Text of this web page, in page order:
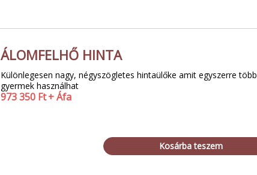
ÁLOMFELHŐ HINTA
Különlegesen nagy, négyszögletes hintaülőke amit egyszerre több
gyermek használhat
973 350 Ft+ Áfa
Kosárba teszem